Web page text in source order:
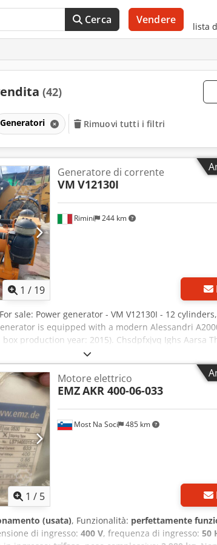
Cerca Vendere
lista
(42)
Generatori Rimuovi tutti i filtri
1 / 19
Rimini 244 km
Generatore di corrente
VM V12130I
sale: Power generator - VM V12130I - 12
is equipped with a modern Alessandri
production year: 2015). Chsdpfxjvq Ighs Aarsa
mode—in the event of a mains power failure, the
1 second, and once power is restored, it shuts
just like a standard generator, allowing the unit
panel allows monitoring of multiple operating
level, and other vital data. Tag: generator, power
backup power, inverter generator, standby
1 / 5
Most Na Soci 485 km
Motore elettrico
EMZAKR 400-06-033
(usata), Funzionalità: perfettamente
di ingresso: 400 V, frequenza di ingresso: 50